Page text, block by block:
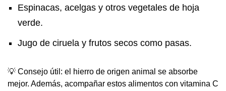
Espinacas, acelgas y otros vegetales de hoja
verde.
Jugo de ciruela y frutos secos como pasas.
💡 Consejo útil: el hierro de origen animal se absorbe
mejor. Además, acompañar estos alimentos con vitamina C